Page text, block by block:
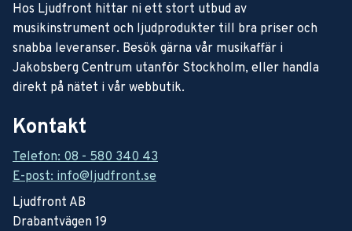
Hos Ljudfront hittar ni ett stort utbud av
musikinstrument och ljudprodukter till bra priser och
snabba leveranser. Besök gärna vår musikaffär i
Jakobsberg Centrum utanför Stockholm, eller handla
direkt på nätet i vår webbutik.
Kontakt
Telefon: 08 - 580 340 43
E-post: info@ljudfront.se
Ljudfront AB
Drabantvägen 19